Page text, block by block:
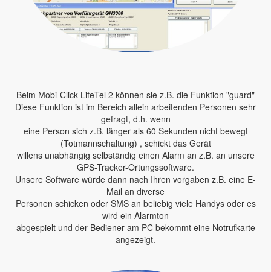
Beim Mobi-Click LifeTel 2 können sie z.B. die Funktion "guard"
Diese Funktion ist im Bereich allein arbeitenden Personen sehr
gefragt, d.h. wenn
eine Person sich z.B. länger als 60 Sekunden nicht bewegt
(Totmannschaltung) , schickt das Gerät
willens unabhängig selbständig einen Alarm an z.B. an unsere
GPS-Tracker-Ortungssoftware.
Unsere Software würde dann nach Ihren vorgaben z.B. eine E-
Mail an diverse
Personen schicken oder SMS an beliebig viele Handys oder es
wird ein Alarmton
abgespielt und der Bediener am PC bekommt eine Notrufkarte
angezeigt.